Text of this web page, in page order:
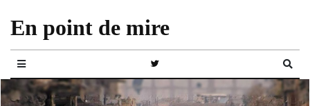
En point de mire